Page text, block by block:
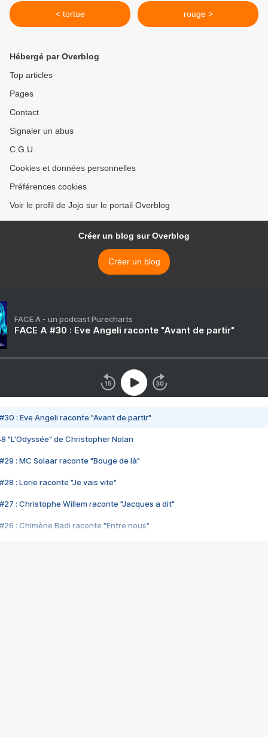
< tortue rouge >
Hébergé par Overblog
Top articles
Pages
Contact
Signaler un abus
C.G.U.
Cookies et données personnelles
Préférences cookies
Voir le profil de Jojo sur le portail Overblog
Créer un blog sur Overblog
Créer un blog
FACE A - un podcast Purecharts
FACE A #30 : Eve Angeli raconte "Avant de partir"
#30 : Eve Angeli raconte "Avant de partir"
"L'Odyssée" de Christopher Nolan
#29 : MC Solaar raconte "Bouge de là"
#28 : Lorie raconte "Je vais vite"
#27 : Christophe Willem raconte "Jacques a dit"
#26 : Chimène Badi raconte "Entre nous"